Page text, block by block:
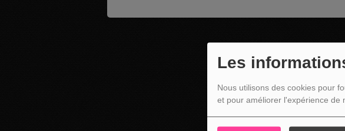
Les
Nous utilisons des cookies pour
et pour améliorer l'expérience de